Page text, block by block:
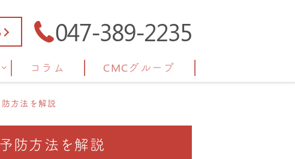
047-389-2235
コラム CMCグループ
方法を解説
防方法を解説